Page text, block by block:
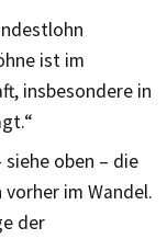
ist im
insbesondere in
siehe oben – die
im Wandel.
der